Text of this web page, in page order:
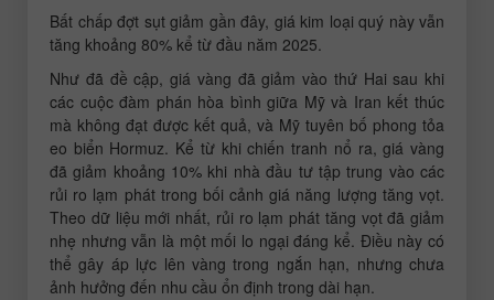
Bất chấp đợt sụt giảm gần đây, giá kim loại quý này vẫn
tăng khoảng 80% kể từ đầu năm 2025.
Như đã đề cập, giá vàng đã giảm vào thứ Hai sau khi
các cuộc đàm phán hòa bình giữa Mỹ và Iran kết thúc
mà không đạt được kết quả, và Mỹ tuyên bố phong tỏa
eo biển Hormuz. Kể từ khi chiến tranh nổ ra, giá vàng
đã giảm khoảng 10% khi nhà đầu tư tập trung vào các
rủi ro lạm phát trong bối cảnh giá năng lượng tăng vọt.
Theo dữ liệu mới nhất, rủi ro lạm phát tăng vọt đã giảm
nhẹ nhưng vẫn là một mối lo ngại đáng kể. Điều này có
thể gây áp lực lên vàng trong ngắn hạn, nhưng chưa
ảnh hưởng đến nhu cầu ổn định trong dài hạn.